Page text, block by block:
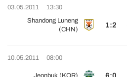
03.05.2011
13:30
Shandong Luneng
(CHN)
1:2
10.05.2011 08:00
Jeonbuk (KOR)